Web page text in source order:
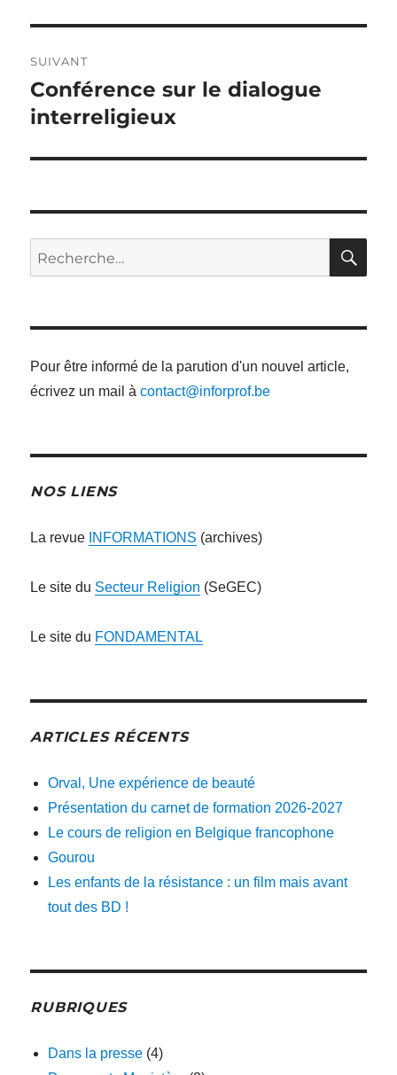
SUIVANT
Article
suivant :
Conférence sur le dialogue
interreligieux
Recherche
pour
Pour être informé de la parution d'un nouvel article,
écrivez un mail àcontact@inforprof.be
NOS LIENS
La revue INFORMATIONS (archives)
Le site du Secteur Religion (SeGEC)
Le site du FONDAMENTAL
ARTICLES RÉCENTS
Orval, Une expérience de beauté
Présentation du carnet de formation 2026-2027
Le cours de religion en Belgique francophone
Gourou
Les enfants de la résistance : un film mais avant
tout des BD !
RUBRIQUES
Dans la presse (4)